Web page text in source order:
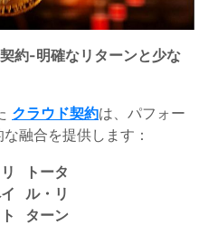
約-明確なリターンと少な
クラウド契約は、パフォー
融合を提供します：
トータ
ル・リ
ターン